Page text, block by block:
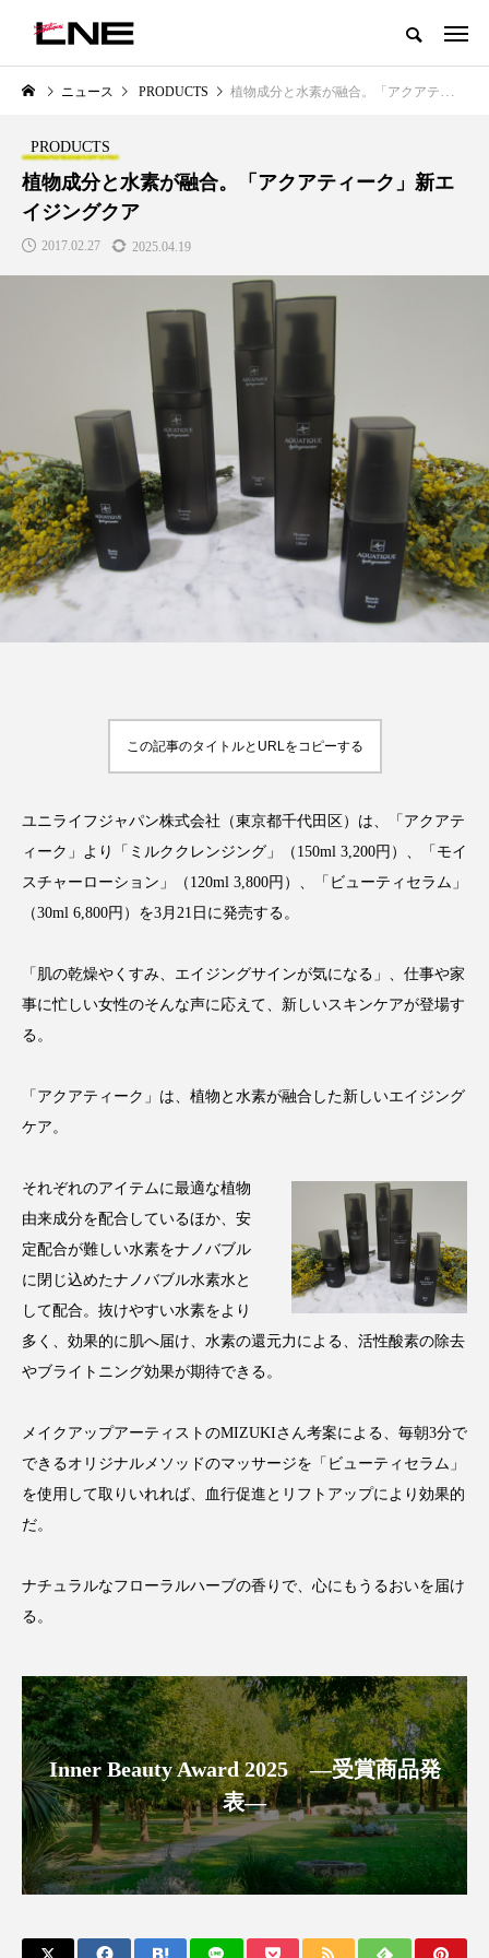
グローバルビューティ＆ヘルスケアビジネス誌
LIFESTYLE
SNSの「加工顔」と美容医療｜AI
がもたらす可能性とこれから
2026.07.13
BUSINESS
GWI調査から読み解く2030年の
都市型スパ――身近なウェルネ
の次世代モデル
2026.08.06
FEATURED 注目の企画
TAG LIST タグ一覧
TikTok アスタキサンチン
アンチエイジング アンチソリチュード
インナービューティーアワード2025受賞商品
ウェルビーイング エイジングケア
エクソソーム オーガニック オゾン
カウンセラー カウンセリング
カカイオイル ガジェット
クローズアップ ケーススタディ
コミュニケーション
サステナブル美容 サプライチェーン
サプリ サロンクレンジング サロン戦略
サロン経営 サロン連略 シャネル
スカルプ クレンジング 頻度 スカルプケア
スキンケア スキンケア 習慣
スキンケアルーティン ストレス スパ
ニュース PRODUCTS 植物成分と水素が融合。「アクアティーク」新エイジングクア
PRODUCTS
植物成分と水素が融合。「アクアティーク」新エ
イジングクア
2017.02.27 2025.04.19
この記事のタイトルとURLをコピーする
ユニライフジャパン株式会社（東京都千代田区）は、「アクアテ
ィーク」より「ミルククレンジング」（150ml 3,200円）、「モイ
スチャーローション」（120ml 3,800円）、「ビューティセラム」
（30ml 6,800円）を3月21日に発売する。
「肌の乾燥やくすみ、エイジングサインが気になる」、仕事や家
事に忙しい女性のそんな声に応えて、新しいスキンケアが登場す
る。
「アクアティーク」は、植物と水素が融合した新しいエイジング
ケア。
それぞれのアイテムに最適な植物
由来成分を配合しているほか、安
定配合が難しい水素をナノバブル
に閉じ込めたナノバブル水素水と
して配合。抜けやすい水素をより
多く、効果的に肌へ届け、水素の還元力による、活性酸素の除去
やブライトニング効果が期待できる。
メイクアップアーティストのMIZUKIさん考案による、毎朝3分で
できるオリジナルメソッドのマッサージを「ビューティセラム」
を使用して取りいれれば、血行促進とリフトアップにより効果的
だ。
ナチュラルなフローラルハーブの香りで、心にもうるおいを届け
る。
Inner Beauty Award 2025 ―受賞商品発
表―